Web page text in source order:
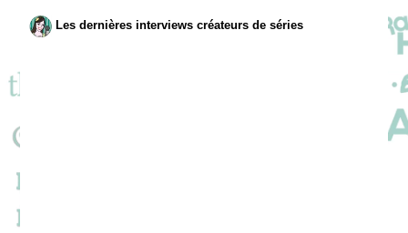
Les dernières interviews créateurs de séries